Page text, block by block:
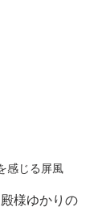
感じる屏風
様ゆかりの